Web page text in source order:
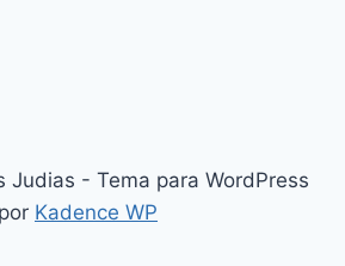
- Tema para WordPress
por Kadence WP